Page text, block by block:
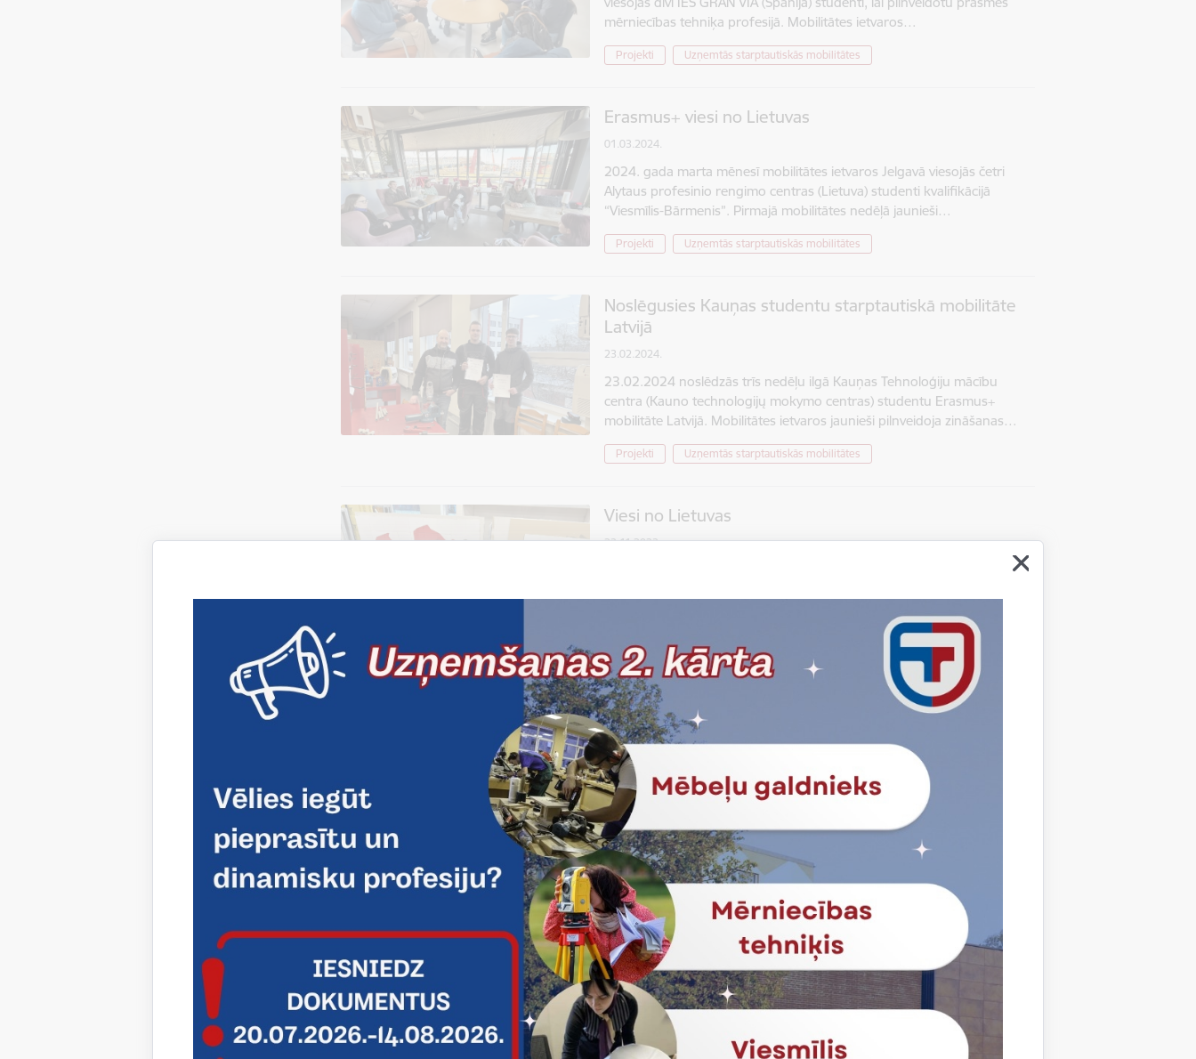
mērniecības tehniķa profesijā. Mobilitātes ietvaros…
Projekti Uzņemtās starptautiskās mobilitātes
Erasmus+ viesi no Lietuvas
01.03.2024.
2024. gada marta mēnesī mobilitātes ietvaros Jelgavā viesojās četri
Alytaus profesinio rengimo centras (Lietuva) studenti kvalifikācijā
“Viesmīlis-Bārmenis”. Pirmajā mobilitātes nedēļā jaunieši…
Projekti Uzņemtās starptautiskās mobilitātes
Noslēgusies Kauņas studentu starptautiskā mobilitāte
Latvijā
23.02.2024.
23.02.2024 noslēdzās trīs nedēļu ilgā Kauņas Tehnoloģiju mācību
centra (Kauno technologijų mokymo centras) studentu Erasmus+
mobilitāte Latvijā. Mobilitātes ietvaros jaunieši pilnveidoja zināšanas…
Projekti Uzņemtās starptautiskās mobilitātes
Viesi no Lietuvas
23.11.2023.
Projekti
Professional development through Erasmus+ mobility
16.10.2023.
Laika periodā no 2023. gada 16. oktobra līdz 2023. gada 27. oktobrim
Jelgavas tehnikumā mobilitāti īstenoja divi Vana-Vigala Tehniskās un
servisa skolas (Igaunija) studenti un viens pedagogs…
Projekti Uzņemtās starptautiskās mobilitātes
Jelgavas tehnikumā viesojas Erasmus+ programmas
studenti no Spānijas un Lietuvas
03.04.2023.
2023. gada aprīlī Jelgavas tehnikumā viesojas Erasmus+ programmas
studenti no Spānijas un Lietuvas. Laika periodā no 2023. gada 3. aprīļa
līdz 2023. gada 28. aprīlim Jelgavas tehnikumā mobilitāti…
Projekti Uzņemtās starptautiskās mobilitātes